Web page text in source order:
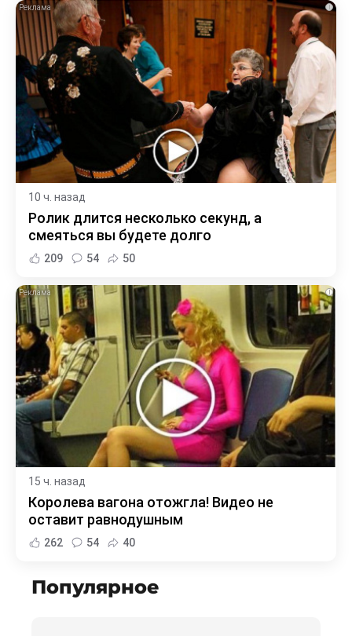
i
10 ч. назад
Ролик длится несколько секунд, а
смеяться вы будете долго
209 54 50
i
15 ч. назад
Королева вагона отожгла! Видео не
оставит равнодушным
262 54 40
Популярное